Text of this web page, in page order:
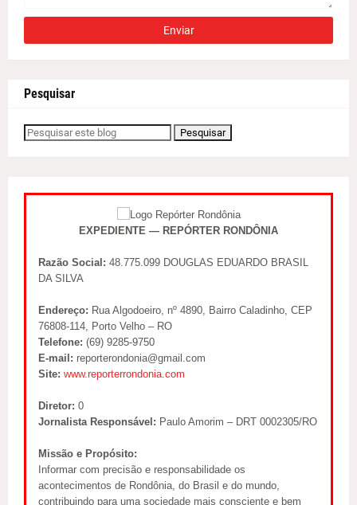
Pesquisar
EXPEDIENTE — REPÓRTER RONDÔNIA
Razão Social: 48.775.099 DOUGLAS EDUARDO BRASIL
DA SILVA
Endereço: Rua Algodoeiro, nº 4890, Bairro Caladinho, CEP
76808-114, Porto Velho – RO
Telefone: (69) 9285-9750
E-mail: reporterondonia@gmail.com
Site: www.reporterrondonia.com
Diretor: 0
Jornalista Responsável: Paulo Amorim – DRT 0002305/RO
Missão e Propósito:
Informar com precisão e responsabilidade os
acontecimentos de Rondônia, do Brasil e do mundo,
contribuindo para uma sociedade mais consciente e bem